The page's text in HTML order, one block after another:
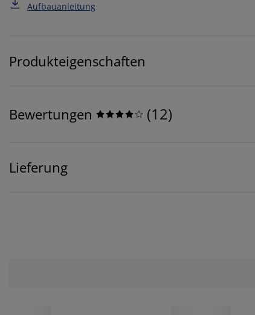
Aufbauanleitung
Produkteigenschaften
Bewertungen (12)
Lieferung